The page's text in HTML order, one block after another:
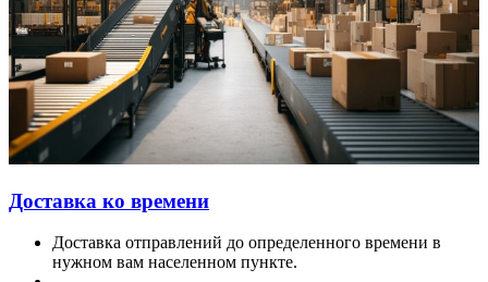
Доставка ко времени
Доставка отправлений до определенного времени в
нужном вам населенном пункте.